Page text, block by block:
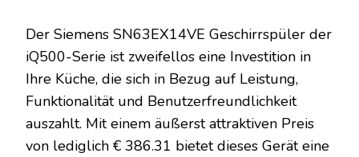
Der Siemens SN63EX14VE Geschirrspüler der
iQ500-Serie ist zweifellos eine Investition in
Ihre Küche, die sich in Bezug auf Leistung,
Funktionalität und Benutzerfreundlichkeit
auszahlt. Mit einem äußerst attraktiven Preis
von lediglich € 386.31 bietet dieses Gerät eine